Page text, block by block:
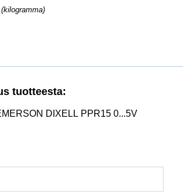
tuotteesta:
DIXELL PPR15 0...5V